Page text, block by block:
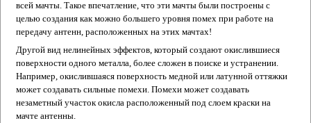
всей мачты. Такое впечатление, что эти мачты были построены с
целью создания как можно большего уровня помех при работе на
передачу антенн, расположенных на этих мачтах!
Другой вид нелинейных эффектов, который создают окислившиеся
поверхности одного металла, более сложен в поиске и устранении.
Например, окислившаяся поверхность медной или латунной оттяжки
может создавать сильные помехи. Помехи может создавать
незаметный участок окисла расположенный под слоем краски на
мачте антенны.